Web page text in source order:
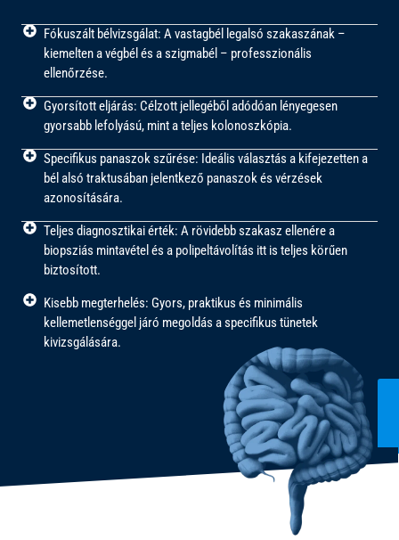
Fókuszált bélvizsgálat: A vastagbél legalsó szakaszának –
kiemelten a végbél és a szigmabél – professzionális
ellenőrzése.
Gyorsított eljárás: Célzott jellegéből adódóan lényegesen
gyorsabb lefolyású, mint a teljes kolonoszkópia.
Specifikus panaszok szűrése: Ideális választás a kifejezetten a
bél alsó traktusában jelentkező panaszok és vérzések
azonosítására.
Teljes diagnosztikai érték: A rövidebb szakasz ellenére a
biopsziás mintavétel és a polipeltávolítás itt is teljes körűen
biztosított.
Kisebb megterhelés: Gyors, praktikus és minimális
kellemetlenséggel járó megoldás a specifikus tünetek
kivizsgálására.